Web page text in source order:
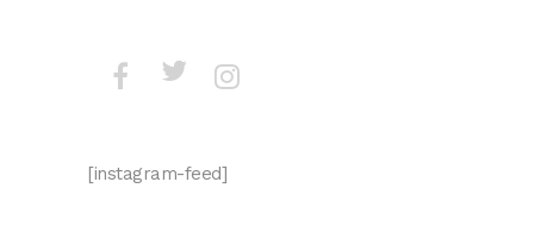
[instagram-feed]